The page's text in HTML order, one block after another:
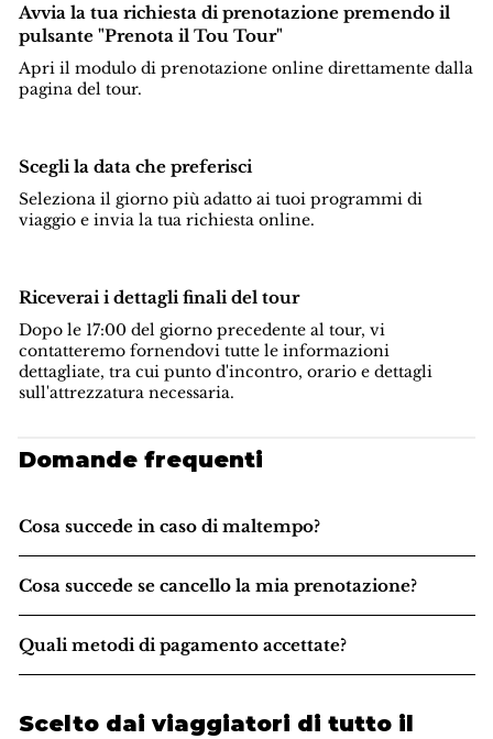
Avvia la tua richiesta di prenotazione premendo il
pulsante "Prenota il Tou Tour"
Apri il modulo di prenotazione online direttamente dalla
pagina del tour.
Scegli la data che preferisci
Seleziona il giorno più adatto ai tuoi programmi di
viaggio e invia la tua richiesta online.
Riceverai i dettagli finali del tour
Dopo le 17:00 del giorno precedente al tour, vi
contatteremo fornendovi tutte le informazioni
dettagliate, tra cui punto d'incontro, orario e dettagli
sull'attrezzatura necessaria.
Domande frequenti
Cosa succede in caso di maltempo?
Cosa succede se cancello la mia prenotazione?
Quali metodi di pagamento accettate?
Scelto dai viaggiatori di tutto il